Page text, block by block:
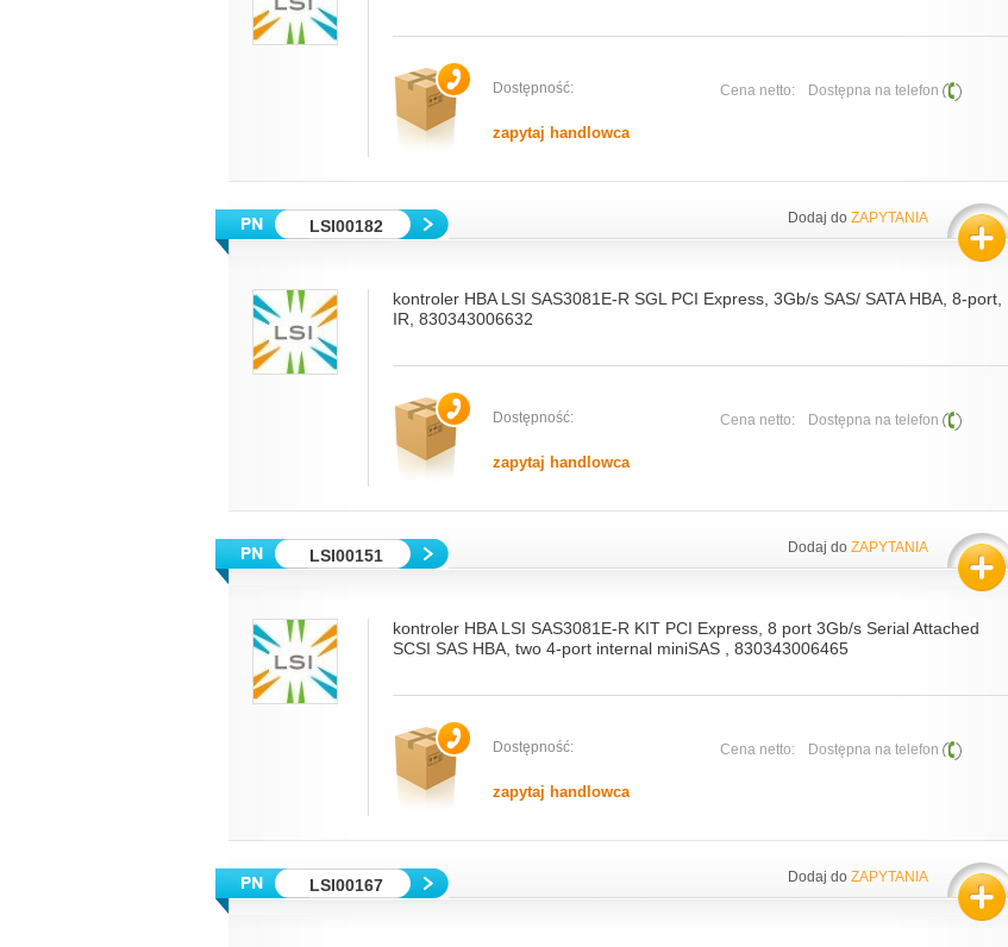
Dostępność:
zapytaj handlowca
Cena netto: Dostępna na telefon
LSI00182 Dodaj do ZAPYTANIA
kontroler HBA LSI SAS3081E-R SGL PCI Express, 3Gb/s SAS/ SATA HBA, 8-port,
IR, 830343006632
Dostępność:
zapytaj handlowca
Cena netto: Dostępna na telefon
LSI00151 Dodaj do ZAPYTANIA
kontroler HBA LSI SAS3081E-R KIT PCI Express, 8 port 3Gb/s Serial Attached
SCSI SAS HBA, two 4-port internal miniSAS , 830343006465
Dostępność:
zapytaj handlowca
Cena netto: Dostępna na telefon
LSI00167 Dodaj do ZAPYTANIA